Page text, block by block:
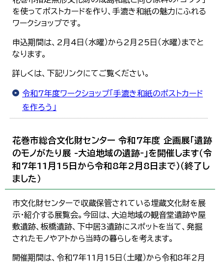
を使ってポストカードを作り、手漉き和紙の魅力にふれる
ワークショップです。
申込期間は、2月4日（水曜）から2月25日（水曜）までと
なります。
詳しくは、下記リンクにてご覧ください。
令和7年度ワークショップ「手漉き和紙のポストカード
を作ろう」
花巻市総合文化財センター 令和7年度 企画展「遺跡
のモノがたり展 -大迫地域の遺跡‐」を開催します（令
和7年11月15日から令和8年2月8日まで）（終了し
ました）
市文化財センターで収蔵保管されている埋蔵文化財を展
示・紹介する展覧会。今回は、大迫地域の観音堂遺跡や屋
敷遺跡、板橋遺跡、下中居3遺跡にスポットを当て、発掘
されたモノやアトから当時の暮らしを考えます。
開催期間は、令和7年11月15日（土曜）から令和8年2月